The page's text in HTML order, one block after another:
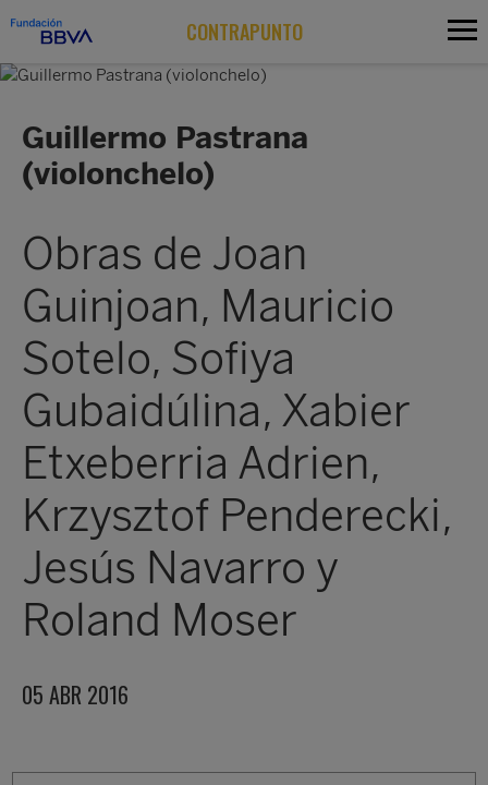
CONTRAPUNTO
Guillermo Pastrana
(violonchelo)
Obras de Joan
Guinjoan, Mauricio
Sotelo, Sofiya
Gubaidúlina, Xabier
Etxeberria Adrien,
Krzysztof Penderecki,
Jesús Navarro y
Roland Moser
05 ABR 2016